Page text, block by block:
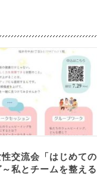
交流会「はじめての
私とチームを整える